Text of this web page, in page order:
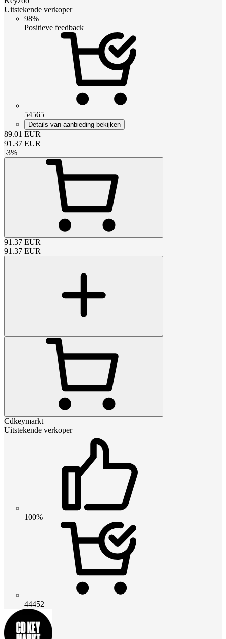
Uitstekende verkoper
98%
Positieve feedback
54565
Details van aanbieding bekijken
89.01 EUR
91.37 EUR
-3%
91.37 EUR
91.37 EUR
Cdkeymarkt
Uitstekende verkoper
100%
44452